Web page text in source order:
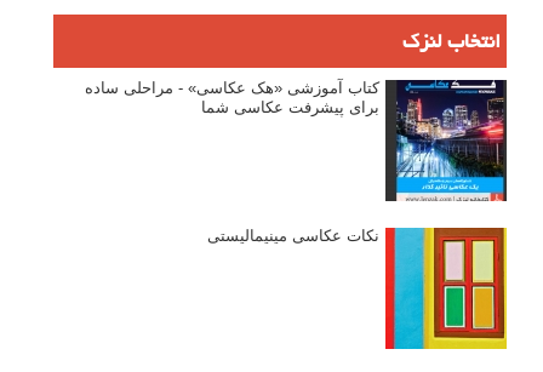
انتخاب لنزک
کتاب آموزشی «هک عکاسی» - مراحلی ساده
برای پیشرفت عکاسی شما
نکات عکاسی مینیمالیستی